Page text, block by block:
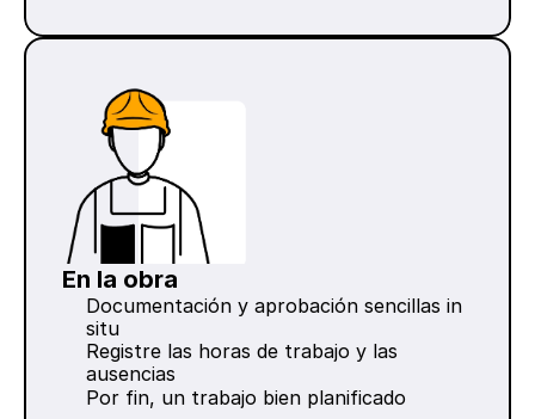
En la obra
Documentación y aprobación sencillas in
situ
Registre las horas de trabajo y las
ausencias
Por fin, un trabajo bien planificado